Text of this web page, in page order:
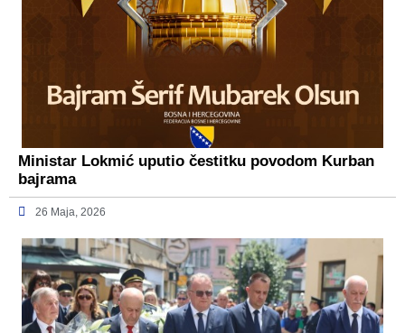
Ministar Lokmić uputio čestitku povodom Kurban
bajrama
26 Maja, 2026